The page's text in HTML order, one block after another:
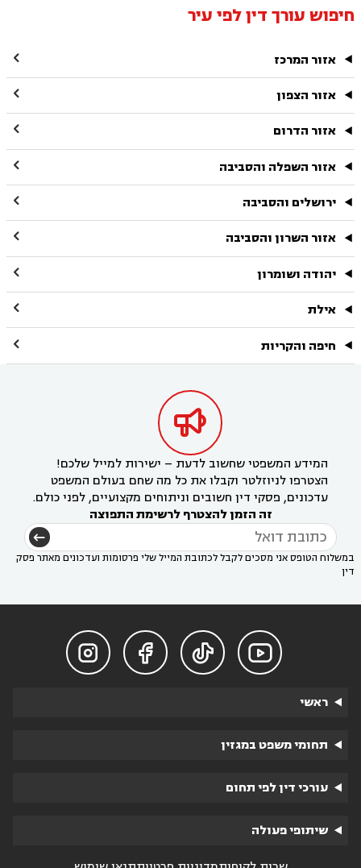
חיפוש עורך דין לפי עיר
אזור המרכז 
אזור הצפון 
אזור הדרום 
אזור השפלה והסביבה 
ירושלים והסביבה 
אזור השרון והסביבה 
יהודה ושומרון 
אילת 
חיפה והקריות 

המידע המשפטי שחשוב לדעת – ישירות למייל שלכם!
הצטרפו לניוזלטר וקבלו את כל מה שחם בעולם המשפט
עדכונים, פסקי דין חשובים וניתוחים מקצועיים, לפני כולם.
זה הזמן להצטרף לרשימת התפוצה
במשלוח הטופס אני מסכים לקבל לכתובת המייל שלי פרסומות ועדכונים מאתר פסק
דין




ראשי
תחומי משפט במגזין
עורכי דין לפי תחום
שיתופי פעולה